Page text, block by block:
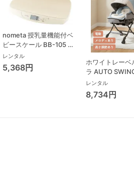
nometa 授乳量機能付ベ
ビースケール BB-105 タ
ニタ(TANITA) ベビースケ
ール・体重計
レンタル
5,368円
ホワイトレーベ
ラ AUTO
Long スリープ
コンビ(Combi)
チェア・ベビー
レンタル
8,734円